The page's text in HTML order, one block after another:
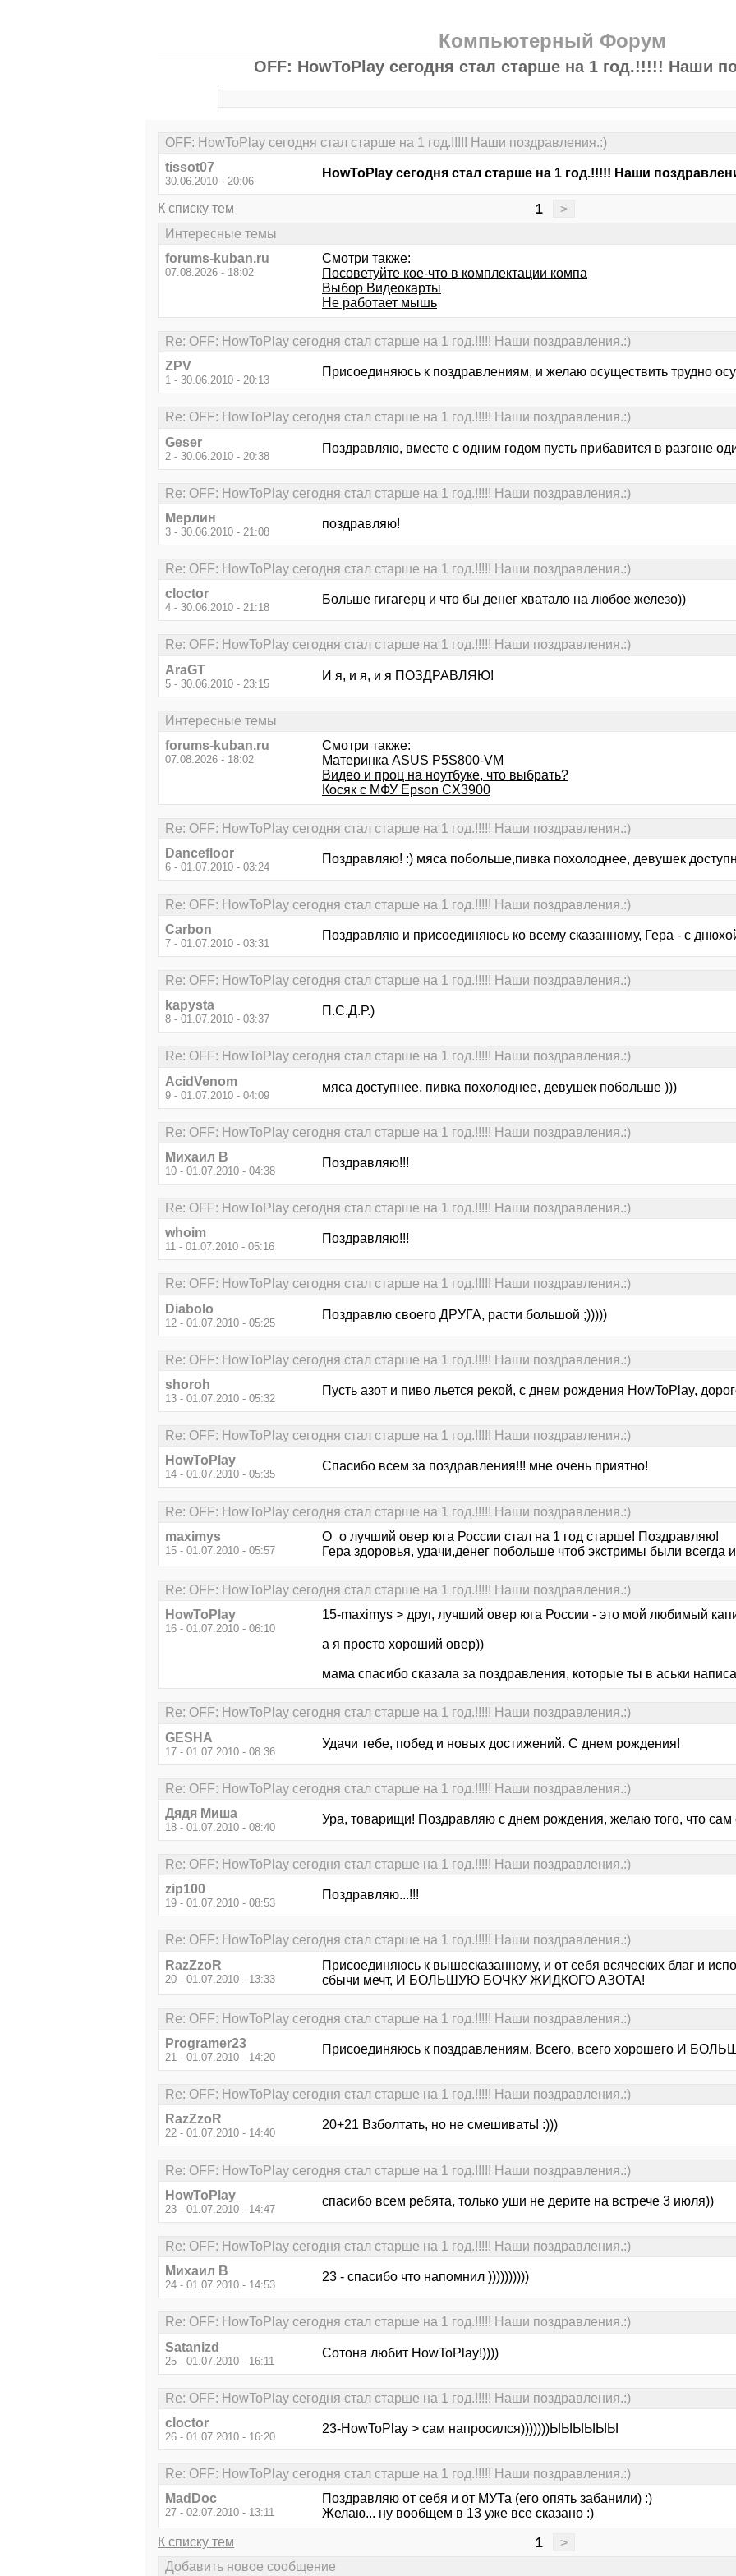
Компьютерный Форум
OFF: HowToPlay сегодня стал старше на 1 год.!!!!! Наши
OFF: HowToPlay сегодня стал старше на 1 год.!!!!! Наши поздравления.:)
tissot07
30.06.2010 - 20:06
HowToPlay сегодня стал старше на 1 год.!!!!! Наши
К списку тем 1 >
Интересные темы
forums-kuban.ru
07.08.2026 - 18:02
Смотри также:
Посоветуйте кое-что в комплектации компа
Выбор Видеокарты
Не работает мышь
Re: OFF: HowToPlay сегодня стал старше на 1 год.!!!!! Наши поздравления.:)
ZPV
1 - 30.06.2010 - 20:13
Присоединяюсь к поздравлениям, и желаю осуществить трудно
Re: OFF: HowToPlay сегодня стал старше на 1 год.!!!!! Наши поздравления.:)
Geser
2 - 30.06.2010 - 20:38
Поздравляю, вместе с одним годом пусть прибавится в разгоне
Re: OFF: HowToPlay сегодня стал старше на 1 год.!!!!! Наши поздравления.:)
Мерлин
3 - 30.06.2010 - 21:08
поздравляю!
Re: OFF: HowToPlay сегодня стал старше на 1 год.!!!!! Наши поздравления.:)
cloctor
4 - 30.06.2010 - 21:18
Больше гигагерц и что бы денег хватало на любое железо))
Re: OFF: HowToPlay сегодня стал старше на 1 год.!!!!! Наши поздравления.:)
AraGT
5 - 30.06.2010 - 23:15
И я, и я, и я ПОЗДРАВЛЯЮ!
Интересные темы
forums-kuban.ru
07.08.2026 - 18:02
Смотри также:
Материнка ASUS P5S800-VM
Видео и проц на ноутбуке, что выбрать?
Косяк с МФУ Epson CX3900
Re: OFF: HowToPlay сегодня стал старше на 1 год.!!!!! Наши поздравления.:)
Dancefloor
6 - 01.07.2010 - 03:24
Поздравляю! :) мяса побольше,пивка похолоднее, девушек
Re: OFF: HowToPlay сегодня стал старше на 1 год.!!!!! Наши поздравления.:)
Carbon
7 - 01.07.2010 - 03:31
Поздравляю и присоединяюсь ко всему сказанному, Гера - с
Re: OFF: HowToPlay сегодня стал старше на 1 год.!!!!! Наши поздравления.:)
kapysta
8 - 01.07.2010 - 03:37
П.С.Д.Р.)
Re: OFF: HowToPlay сегодня стал старше на 1 год.!!!!! Наши поздравления.:)
AcidVenom
9 - 01.07.2010 - 04:09
мяса доступнее, пивка похолоднее, девушек побольше )))
Re: OFF: HowToPlay сегодня стал старше на 1 год.!!!!! Наши поздравления.:)
Михаил В
10 - 01.07.2010 - 04:38
Поздравляю!!!
Re: OFF: HowToPlay сегодня стал старше на 1 год.!!!!! Наши поздравления.:)
whoim
11 - 01.07.2010 - 05:16
Поздравляю!!!
Re: OFF: HowToPlay сегодня стал старше на 1 год.!!!!! Наши поздравления.:)
Diabolo
12 - 01.07.2010 - 05:25
Поздравлю своего ДРУГА, расти большой ;)))))
Re: OFF: HowToPlay сегодня стал старше на 1 год.!!!!! Наши поздравления.:)
shoroh
13 - 01.07.2010 - 05:32
Пусть азот и пиво льется рекой, с днем рождения HowToPlay,
Re: OFF: HowToPlay сегодня стал старше на 1 год.!!!!! Наши поздравления.:)
HowToPlay
14 - 01.07.2010 - 05:35
Спасибо всем за поздравления!!! мне очень приятно!
Re: OFF: HowToPlay сегодня стал старше на 1 год.!!!!! Наши поздравления.:)
maximys
15 - 01.07.2010 - 05:57
О_о лучший овер юга России стал на 1 год старше! Поздравляю!
Гера здоровья, удачи,денег побольше чтоб экстримы были всегда
Re: OFF: HowToPlay сегодня стал старше на 1 год.!!!!! Наши поздравления.:)
HowToPlay
16 - 01.07.2010 - 06:10
15-maximys > друг, лучший овер юга России - это мой любимый
а я просто хороший овер))
мама спасибо сказала за поздравления, которые ты в аськи
Re: OFF: HowToPlay сегодня стал старше на 1 год.!!!!! Наши поздравления.:)
GESHA
17 - 01.07.2010 - 08:36
Удачи тебе, побед и новых достижений. С днем рождения!
Re: OFF: HowToPlay сегодня стал старше на 1 год.!!!!! Наши поздравления.:)
Дядя Миша
18 - 01.07.2010 - 08:40
Ура, товарищи! Поздравляю с днем рождения, желаю того, что
Re: OFF: HowToPlay сегодня стал старше на 1 год.!!!!! Наши поздравления.:)
zip100
19 - 01.07.2010 - 08:53
Поздравляю...!!!
Re: OFF: HowToPlay сегодня стал старше на 1 год.!!!!! Наши поздравления.:)
RazZzoR
20 - 01.07.2010 - 13:33
Присоединяюсь к вышесказанному, и от себя всяческих благ и
сбычи мечт, И БОЛЬШУЮ БОЧКУ ЖИДКОГО АЗОТА!
Re: OFF: HowToPlay сегодня стал старше на 1 год.!!!!! Наши поздравления.:)
Programer23
21 - 01.07.2010 - 14:20
Присоединяюсь к поздравлениям. Всего, всего хорошего И
Re: OFF: HowToPlay сегодня стал старше на 1 год.!!!!! Наши поздравления.:)
RazZzoR
22 - 01.07.2010 - 14:40
20+21 Взболтать, но не смешивать! :)))
Re: OFF: HowToPlay сегодня стал старше на 1 год.!!!!! Наши поздравления.:)
HowToPlay
23 - 01.07.2010 - 14:47
спасибо всем ребята, только уши не дерите на встрече 3 июля))
Re: OFF: HowToPlay сегодня стал старше на 1 год.!!!!! Наши поздравления.:)
Михаил В
24 - 01.07.2010 - 14:53
23 - спасибо что напомнил ))))))))))
Re: OFF: HowToPlay сегодня стал старше на 1 год.!!!!! Наши поздравления.:)
Satanizd
25 - 01.07.2010 - 16:11
Сотона любит HowToPlay!))))
Re: OFF: HowToPlay сегодня стал старше на 1 год.!!!!! Наши поздравления.:)
cloctor
26 - 01.07.2010 - 16:20
23-HowToPlay > сам напросился)))))))ЫЫЫЫЫЫ
Re: OFF: HowToPlay сегодня стал старше на 1 год.!!!!! Наши поздравления.:)
MadDoc
27 - 02.07.2010 - 13:11
Поздравляю от себя и от МУТа (его опять забанили) :)
Желаю... ну вообщем в 13 уже все сказано :)
К списку тем 1 >
Добавить новое сообщение